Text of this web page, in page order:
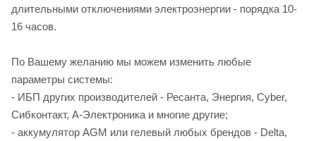
длительными отключениями электроэнергии - порядка 10-
16 часов.
По Вашему желанию мы можем изменить любые
параметры системы:
- ИБП других производителей - Ресанта, Энергия, Cyber,
Сибконтакт, А-Электроника и многие другие;
- аккумулятор AGM или гелевый любых брендов - Delta,